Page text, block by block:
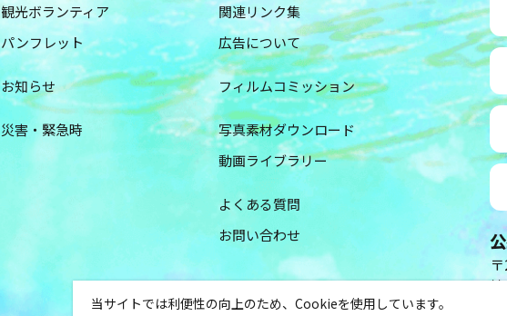
観光ボランティア
パンフレット
お知らせ
災害・緊急時
関連リンク集
広告について
フィルムコミッション
写真素材ダウンロード
動画ライブラリー
よくある質問
お問い合わせ
当サイトでは利便性の向上のため、Cookieを使用しています。